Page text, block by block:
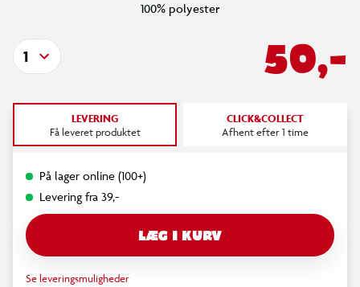
100% polyester
50,-
1
LEVERING
Få leveret produktet
CLICK&COLLECT
Afhent efter 1 time
På lager online (100+)
Levering fra 39,-
LÆG I KURV
Se leveringsmuligheder